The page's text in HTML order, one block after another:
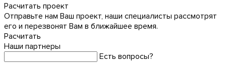
Расчитать проект
Отправьте нам Ваш проект, наши специалисты рассмотрят
его и перезвонят Вам в ближайшее время.
Расчитать
Наши партнеры
Есть вопросы?